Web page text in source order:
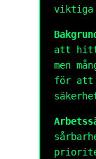
viktiga
att
men
för att